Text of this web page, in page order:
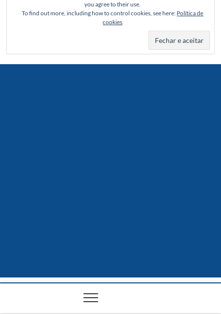
you agree to their use.
To find out more, including how to control cookies, see here: Política de
cookies